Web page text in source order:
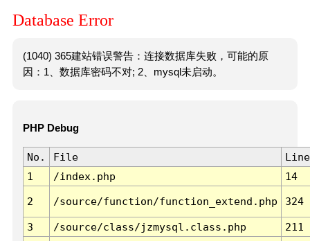
Database Error
(1040) 365建站错误警告：连接数据库失败，可能的原
因：1、数据库密码不对; 2、mysql未启动。
PHP Debug
No. File
Line
1
/index.php 14
2 /source/function/function_extend.php 324
3 /source/class/jzmysql.class.php
211